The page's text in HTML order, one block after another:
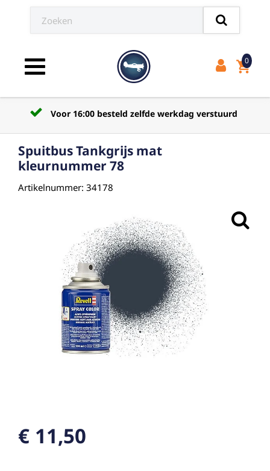
Toggle navigation shopping_cart
0
Voor 16:00 besteld zelfde werkdag verstuurd
Spuitbus Tankgrijs mat
kleurnummer 78
Artikelnummer: 34178
€ 11,50